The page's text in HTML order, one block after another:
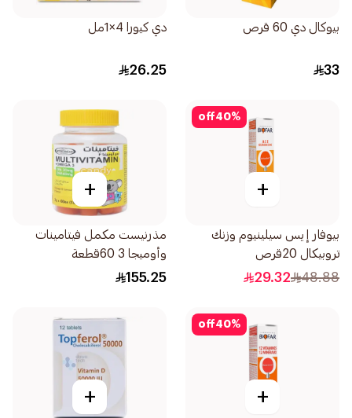
بيوكال دي 60 قرص
33
دي كيورا 4×1مل
26.25
40%
off
+
بيوفار إيس سيلينيوم وزنك
تروبيكال 20قرص
48.88
29.32
+
مذرنيست مكمل فيتامينات
وأوميجا 3 60قطعة
155.25
40%
off
+
+